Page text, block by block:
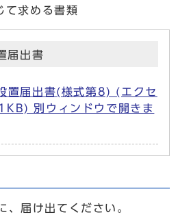
て求める書類
届出書
置届出書(様式第8) (エクセ
別ウィンドウで開きま
、届け出てください。